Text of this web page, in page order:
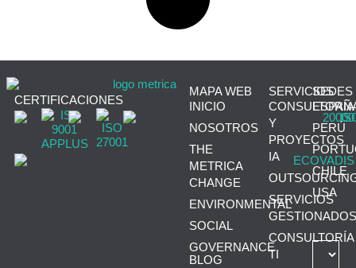
CERTIFICACIONES
MAPA WEB
INICIO
NOSOTROS
THE
METRICA
CHANGE
ENVIRONMENTAL
SOCIAL
GOVERNANCE
BLOG
SERVICIOS
CONSULTORÍA
Y
PROYECTOS
IA
SERVICIOS
GESTIONADOS
CONSULTORÍA
TI
SEDES
PERÚ
CHILE
USA